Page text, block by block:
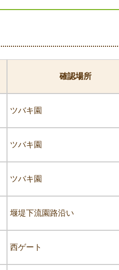
確認場所
ツバキ園
ツバキ園
ツバキ園
堰堤下流園路沿い
西ゲート